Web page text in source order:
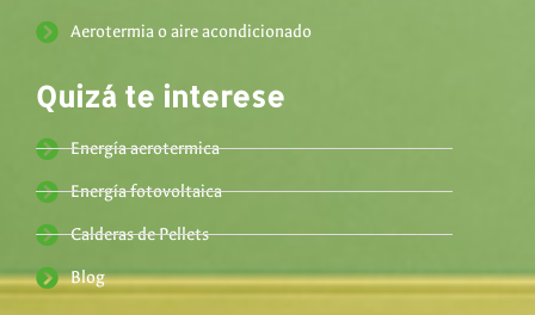
Aerotermia o aire acondicionado
Quizá te interese
Energía aerotermica
Energía fotovoltaica
Calderas de Pellets
Blog